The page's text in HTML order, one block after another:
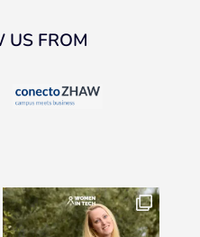
US FROM